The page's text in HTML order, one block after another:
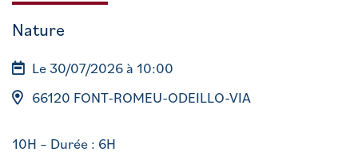
Nature
Le 30/07/2026 à 10:00
66120 FONT-ROMEU-ODEILLO-VIA
10H – Durée : 6H